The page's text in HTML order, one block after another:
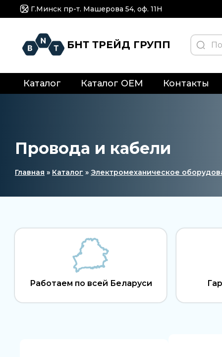
Г.Минск пр-т. Машерова 54, оф. 11H
БНТ ТРЕЙД ГРУПП
Каталог Каталог OEM Контакты
Провода и кабели
Главная » Каталог » Электромеханическое
Работаем по всей Беларуси